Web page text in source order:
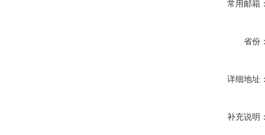
常用邮箱
省份
详细地址
补充说明